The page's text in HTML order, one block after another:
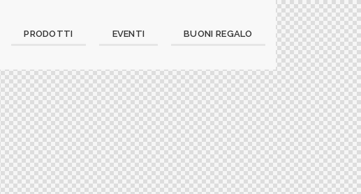
PRODOTTI EVENTI BUONI REGALO